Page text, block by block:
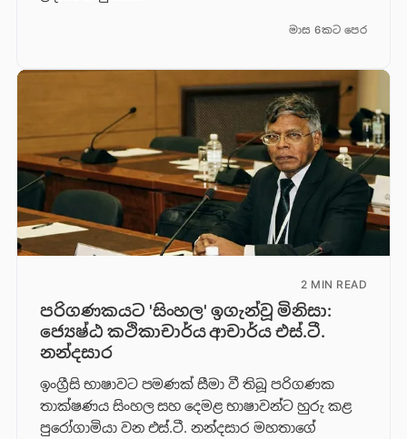
මාස 6කට පෙර
2 MIN READ
පරිගණකයට 'සිංහල' ඉගැන්වූ මිනිසා:
ජ්‍යෙෂ්ඨ කථිකාචාර්ය ආචාර්ය එස්.ටී.
නන්දසාර
ඉංග්‍රීසි භාෂාවට පමණක් සීමා වී තිබූ පරිගණක
තාක්ෂණය සිංහල සහ දෙමළ භාෂාවන්ට හුරු කළ
පුරෝගාමියා වන එස්.ටී. නන්දසාර මහතාගේ